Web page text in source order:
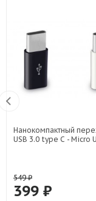
Нанокомпактный
USB 3.0 type C - Micro
549₽
399 ₽